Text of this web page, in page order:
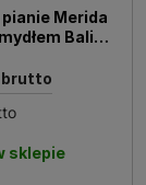
pianie Merida
Bali,
brutto
sklepie